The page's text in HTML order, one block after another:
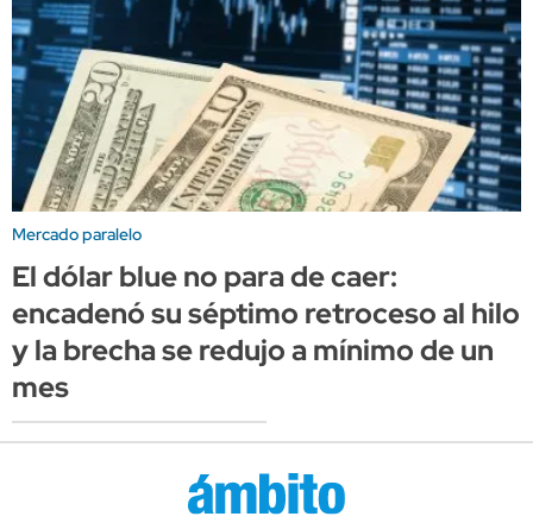
Mercado paralelo
El dólar blue no para de caer:
encadenó su séptimo retroceso al hilo
y la brecha se redujo a mínimo de un
mes